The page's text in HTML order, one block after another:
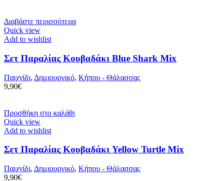
Διαβάστε περισσότερα
Quick view
Add to wishlist
Σετ Παραλίας Κουβαδάκι Blue Shark Mix
Παιχνίδι, Δημιουργικό, Κήπου - Θάλασσας
9,90€
Προσθήκη στο καλάθι
Quick view
Add to wishlist
Σετ Παραλίας Κουβαδάκι Yellow Turtle Mix
Παιχνίδι, Δημιουργικό, Κήπου - Θάλασσας
9,90€